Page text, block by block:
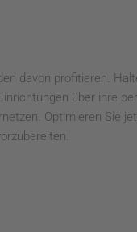
davon profitieren.
über ihre
Optimieren Sie